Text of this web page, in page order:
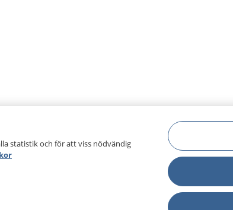
statistik och för att viss nödvändig